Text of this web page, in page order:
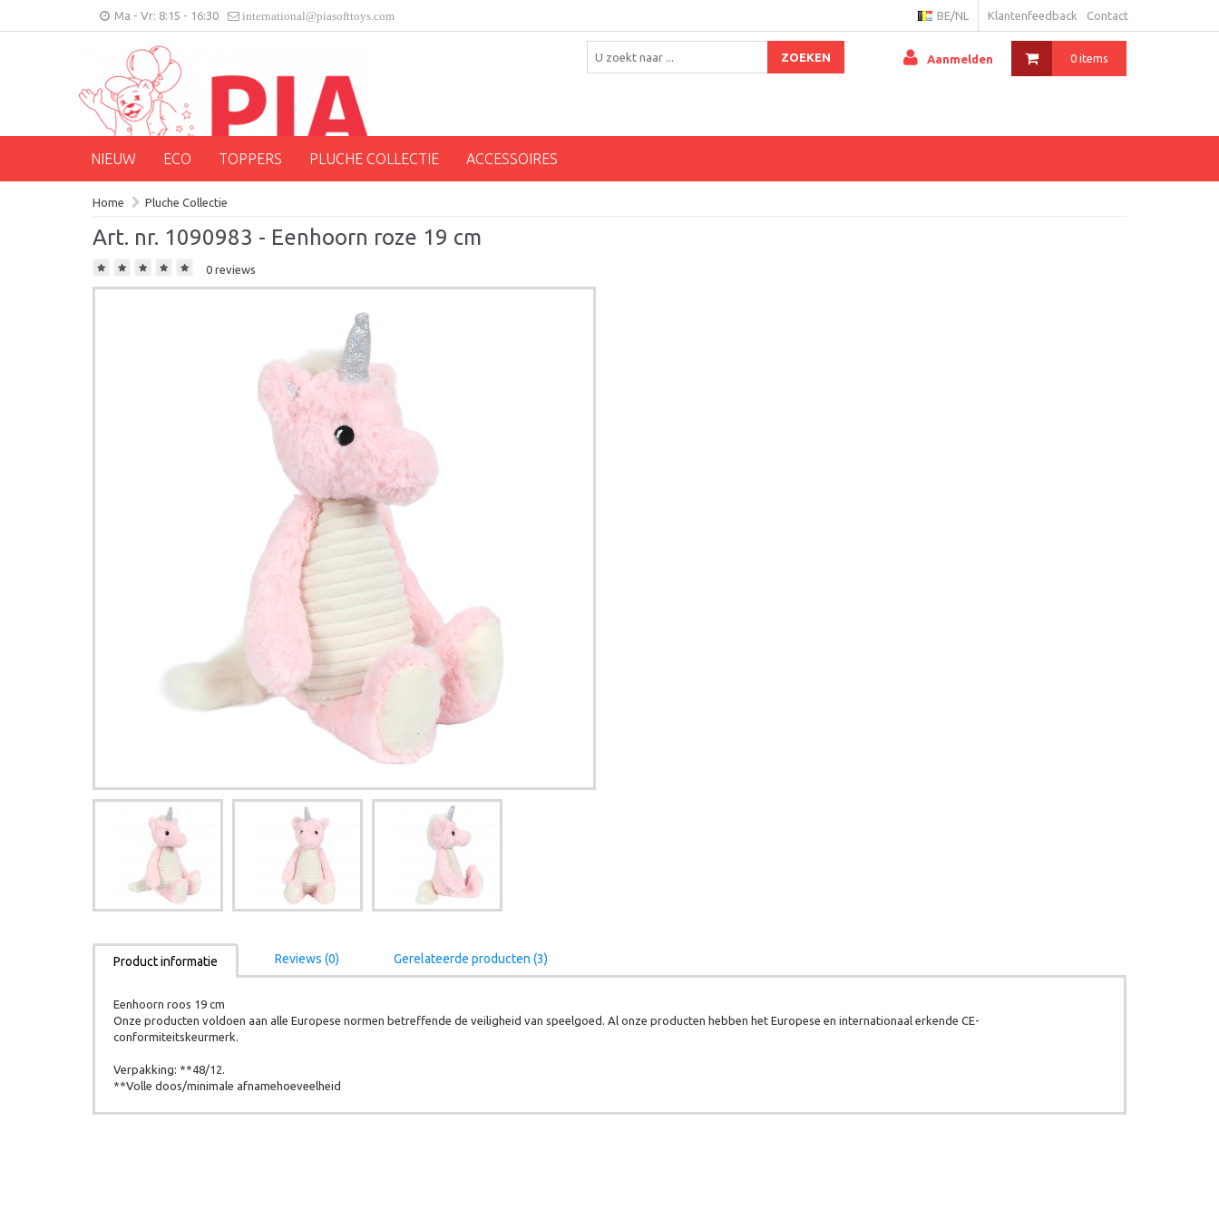
Ma - Vr: 8:15 - 16:30 international@piasofttoys.com Klantenfeedback Contact
BE/NL
0 items
Aanmelden
ZOEKEN
NIEUW ECO TOPPERS PLUCHE COLLECTIE ACCESSOIRES
Home Pluche Collectie
Art. nr. 1090983 - Eenhoorn roze 19 cm
0 reviews
Product informatie Reviews (0) Gerelateerde producten (3)
Eenhoorn roos 19 cm
Onze producten voldoen aan alle Europese normen betreffende de veiligheid van speelgoed. Al onze producten hebben het Europese en internationaal erkende CE-
conformiteitskeurmerk.
Verpakking: **48/12.
**Volle doos/minimale afnamehoeveelheid